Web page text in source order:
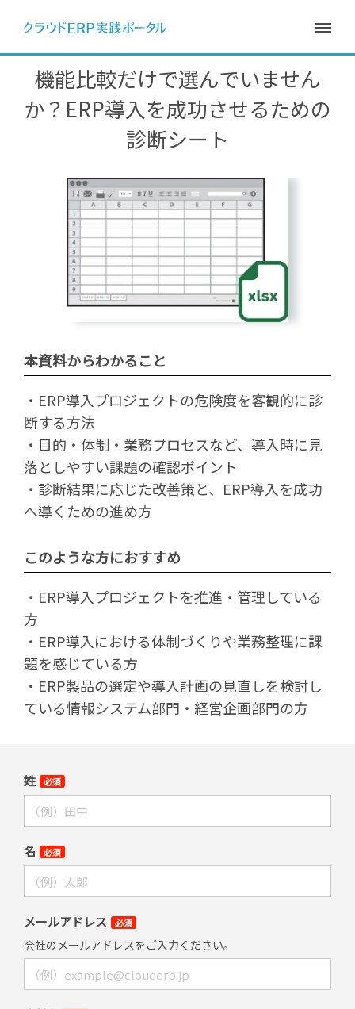
機能比較だけで選んでいません
か？ ERP導入を成功させるための
診断シート
本資料からわかること
・ERP導入プロジェクトの危険度を客観的に診
断する方法
・目的・体制・業務プロセスなど、導入時に見
落としやすい課題の確認ポイント
・診断結果に応じた改善策と、ERP導入を成功
へ導くための進め方
このような方におすすめ
・ERP導入プロジェクトを推進・管理している
方
・ERP導入における体制づくりや業務整理に課
題を感じている方
・ERP製品の選定や導入計画の見直しを検討し
ている情報システム部門・経営企画部門の方
姓 必須
名 必須
メールアドレス 必須
会社のメールアドレスをご入力ください。